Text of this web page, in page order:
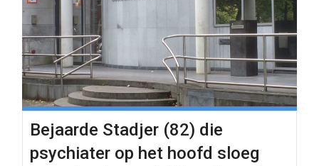
Bejaarde Stadjer (82) die
psychiater op het hoofd sloeg